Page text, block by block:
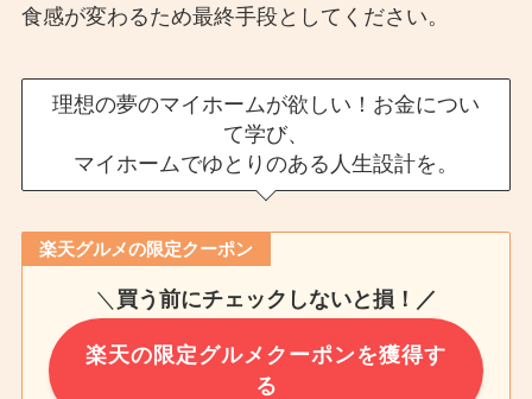
食感が変わるため最終手段としてください。
理想の夢のマイホームが欲しい！お金につい
て学び、
マイホームでゆとりのある人生設計を。
楽天グルメの限定クーポン
＼ 買う前にチェックしないと損！／
楽天の限定グルメクーポンを獲得す
る